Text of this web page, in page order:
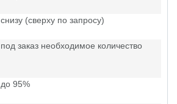
снизу (сверху по запросу)
под заказ необходимое количество
до 95%